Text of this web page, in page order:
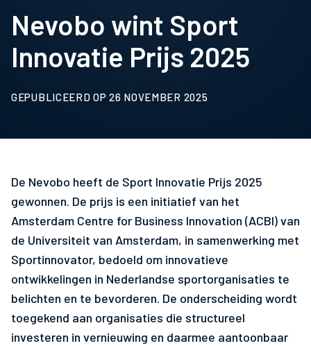
Nevobo wint Sport
Innovatie Prijs 2025
GEPUBLICEERD OP 26 NOVEMBER 2025
De Nevobo heeft de Sport Innovatie Prijs 2025
gewonnen. De prijs is een initiatief van het
Amsterdam Centre for Business Innovation (ACBI) van
de Universiteit van Amsterdam, in samenwerking met
Sportinnovator, bedoeld om innovatieve
ontwikkelingen in Nederlandse sportorganisaties te
belichten en te bevorderen. De onderscheiding wordt
toegekend aan organisaties die structureel
investeren in vernieuwing en daarmee aantoonbaar